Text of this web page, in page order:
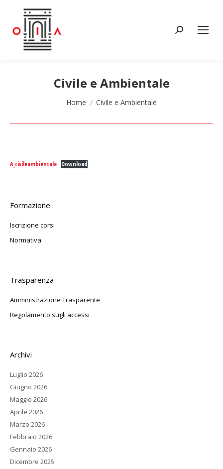
Cerca:
Civile e Ambientale
Tu sei qui:
Home Civile e Ambientale
A_civileambientale Download
Formazione
Iscrizione corsi
Normativa
Trasparenza
Amministrazione Trasparente
Regolamento sugli accessi
Archivi
Luglio 2026
Giugno 2026
Maggio 2026
Aprile 2026
Marzo 2026
Febbraio 2026
Gennaio 2026
Dicembre 2025